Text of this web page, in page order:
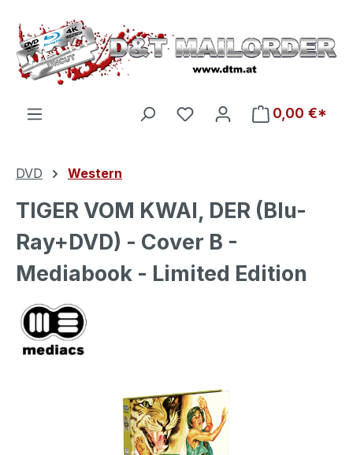
Zum Hauptinhalt springen
Du hast 0 Produkte auf
0,00 €*
DVD Western
TIGER VOM KWAI, DER (Blu-
Ray+DVD) - Cover B -
Mediabook - Limited Edition
Bildergalerie überspringen